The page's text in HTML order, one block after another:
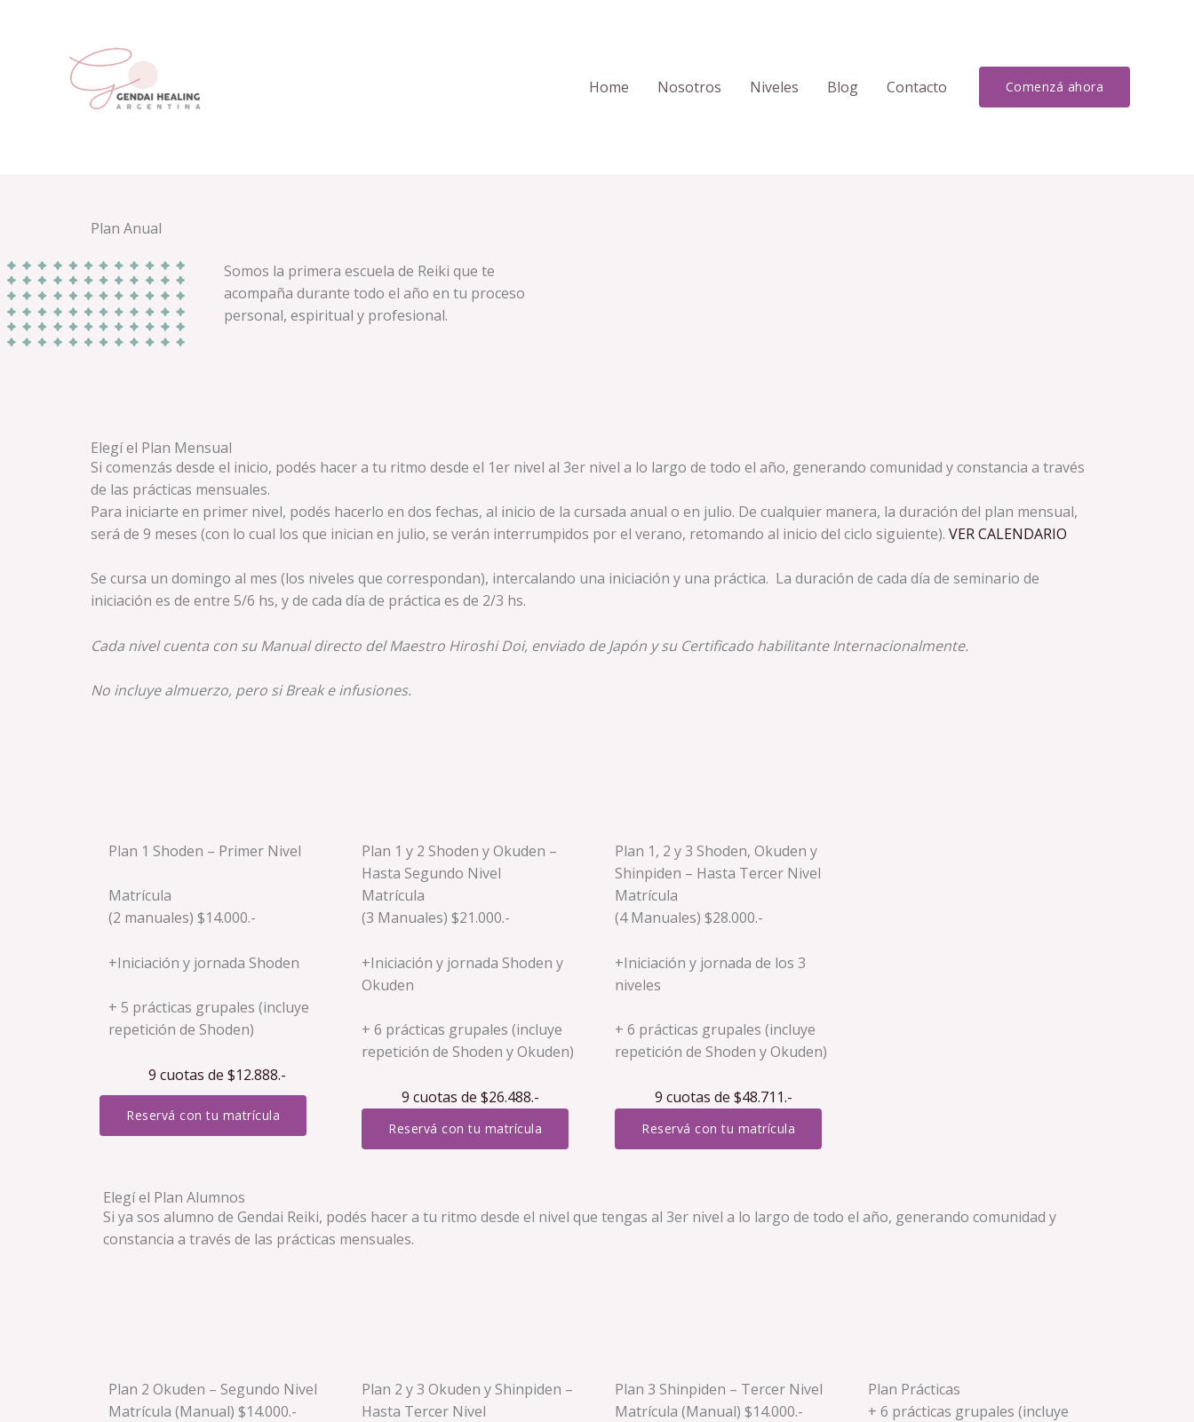
Home
Nosotros Niveles Blog Contacto Comenzá ahora
Plan Anual
Somos la primera escuela de Reiki que te
acompaña durante todo el año en tu proceso
personal, espiritual y profesional.
Elegí el Plan Mensual
Si comenzás desde el inicio, podés hacer a tu ritmo desde el 1er nivel al 3er nivel a lo largo de todo el año, generando comunidad y constancia a través
de las prácticas mensuales.
Para iniciarte en primer nivel, podés hacerlo en dos fechas, al inicio de la cursada anual o en julio. De cualquier manera, la duración del plan mensual,
será de 9 meses (con lo cual los que inician en julio, se verán interrumpidos por el verano, retomando al inicio del ciclo siguiente). VER CALENDARIO
Se cursa un domingo al mes (los niveles que correspondan), intercalando una iniciación y una práctica. La duración de cada día de seminario de
iniciación es de entre 5/6 hs, y de cada día de práctica es de 2/3 hs.
Cada nivel cuenta con su Manual directo del Maestro Hiroshi Doi, enviado de Japón y su Certificado habilitante Internacionalmente.
No incluye almuerzo, pero si Break e infusiones.
Plan 1 Shoden – Primer Nivel
Matrícula
(2 manuales) $14.000.-
+Iniciación y jornada Shoden
+ 5 prácticas grupales (incluye
repetición de Shoden)
9 cuotas de $12.888.-
Reservá con tu matrícula
Plan 1 y 2 Shoden y Okuden –
Hasta Segundo Nivel
Matrícula
(3 Manuales) $21.000.-
+Iniciación y jornada Shoden y
Okuden
+ 6 prácticas grupales (incluye
repetición de Shoden y Okuden)
9 cuotas de $26.488.-
Reservá con tu matrícula
Plan 1, 2 y 3 Shoden, Okuden y
Shinpiden – Hasta Tercer Nivel
Matrícula
(4 Manuales) $28.000.-
+Iniciación y jornada de los 3
niveles
+ 6 prácticas grupales (incluye
repetición de Shoden y Okuden)
9 cuotas de $48.711.-
Reservá con tu matrícula
Elegí el Plan Alumnos
Si ya sos alumno de Gendai Reiki, podés hacer a tu ritmo desde el nivel que tengas al 3er nivel a lo largo de todo el año, generando comunidad y
constancia a través de las prácticas mensuales.
Plan 2 Okuden – Segundo Nivel
Matrícula (Manual) $14.000.-
Plan 2 y 3 Okuden y Shinpiden –
Hasta Tercer Nivel
Plan 3 Shinpiden – Tercer Nivel
Matrícula (Manual) $14.000.-
Plan Prácticas
+ 6 prácticas grupales (incluye